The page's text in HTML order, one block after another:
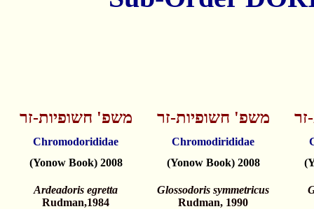
משפ' חשופיות-זר משפ' חשופיות-זר
Chromodorididae Chromodirididae
(Yonow Book) 2008
(Yonow Book) 2008
Ardeadoris egretta
Rudman,1984
Glossodoris symmetricus
Rudman, 1990